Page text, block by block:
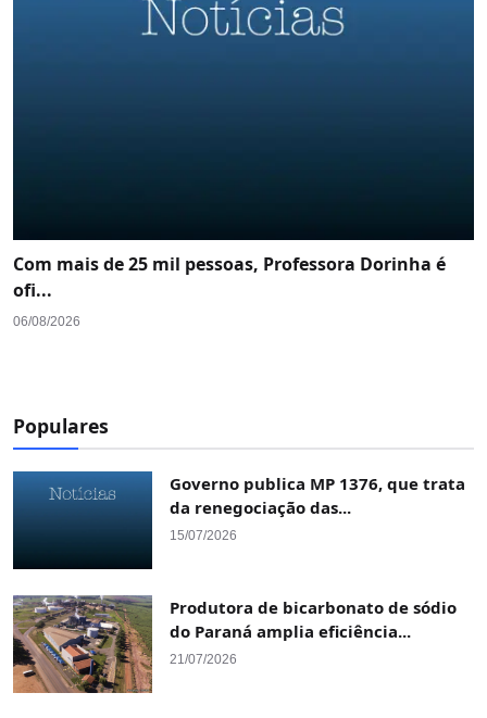
Com mais de 25 mil pessoas, Professora Dorinha é
ofi...
06/08/2026
Populares
Governo publica MP 1376, que trata
da renegociação das...
15/07/2026
Produtora de bicarbonato de sódio
do Paraná amplia eficiência...
21/07/2026